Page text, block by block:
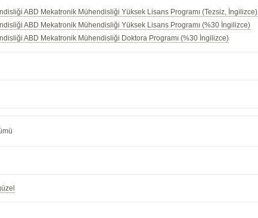
ABD Mekatronik Mühendisliği Yüksek Lisans Programı (Tezsiz, İngilizce)
ABD Mekatronik Mühendisliği Yüksek Lisans Programı (%30 İngilizce)
ABD Mekatronik Mühendisliği Doktora Programı (%30 İngilizce)